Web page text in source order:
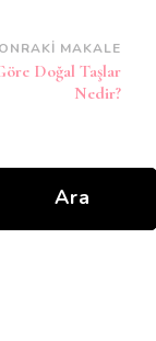
MAKALE
Doğal Taşlar
Nedir?
Ara